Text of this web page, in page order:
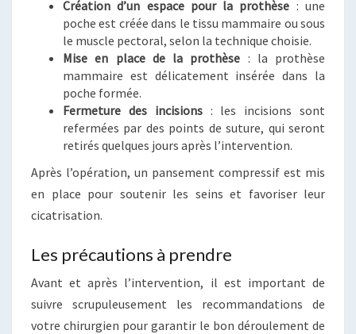
Création d’un espace pour la prothèse : une
poche est créée dans le tissu mammaire ou sous
le muscle pectoral, selon la technique choisie.
Mise en place de la prothèse : la prothèse
mammaire est délicatement insérée dans la
poche formée.
Fermeture des incisions: les incisions sont
refermées par des points de suture, qui seront
retirés quelques jours après l’intervention.
Après l’opération, un pansement compressif est mis
en place pour soutenir les seins et favoriser leur
cicatrisation.
Les précautions à prendre
Avant et après l’intervention, il est important de
suivre scrupuleusement les recommandations de
votre chirurgien pour garantir le bon déroulement de